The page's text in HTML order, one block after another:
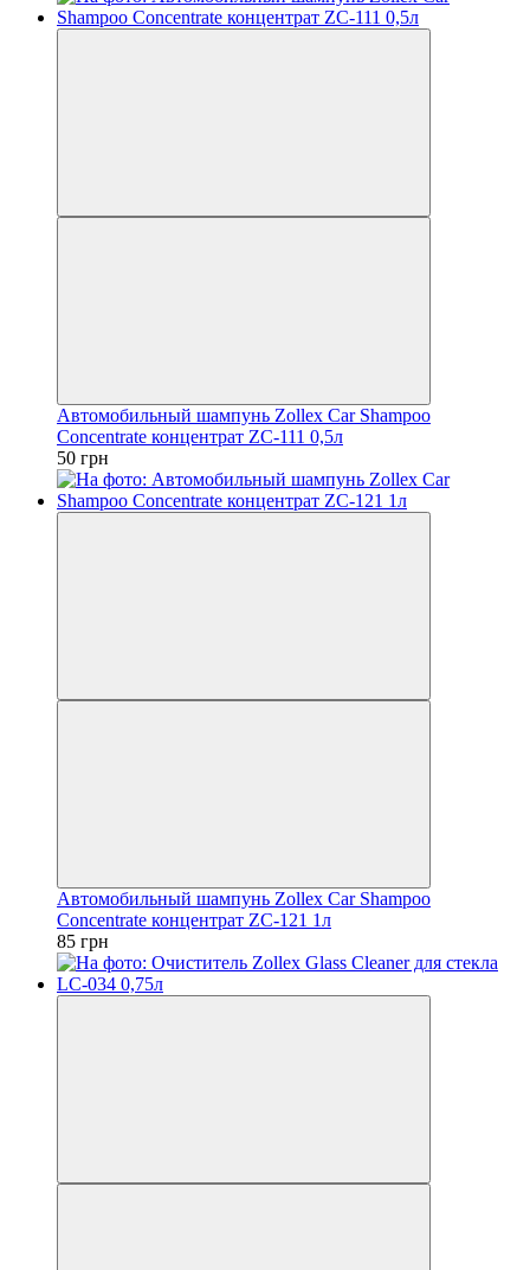
Автомобильный шампунь Zollex Car Shampoo
Concentrate концентрат ZC-111 0,5л
50 грн
Автомобильный шампунь Zollex Car Shampoo
Concentrate концентрат ZC-121 1л
85 грн